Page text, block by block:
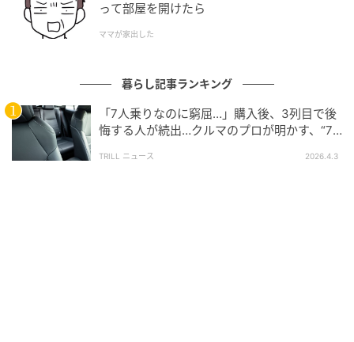
そんなときは、部品そのものではなく“電気の流れ”に
原因がある可能性があります。もちろん、むやみに疑
ない場合は、電気系統を丁寧に確認することが重要に
なります。
クルマは“機械＋電気”でできている
って部屋を開けたら
ママが家出した
暮らし記事ランキング
「7人乗りなのに窮屈…」購入後、3列目で後
悔する人が続出…クルマのプロが明かす、“7
TRILL ニュース 2026.4.3